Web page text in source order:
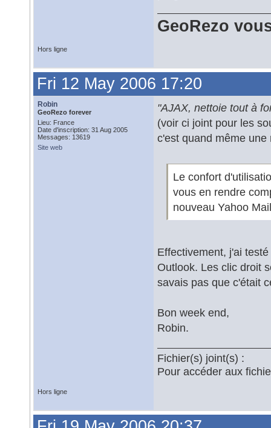
GeoRezo
Hors ligne
Fri 12 May 2006 17:20
Robin
GeoRezo forever
Lieu: France
Date d'inscription: 31 Aug 2005
Messages: 13619
Site web
"AJAX, nettoie tout à
(voir ci joint pour les
c'est quand même une
Le confort
vous en rendre
nouveau Yahoo Mail
Effectivement, j'ai
Outlook. Les clic droit
savais pas que c'était
Bon week end,
Robin.
Fichier(s) joint(s) :
Pour accéder aux
Hors ligne